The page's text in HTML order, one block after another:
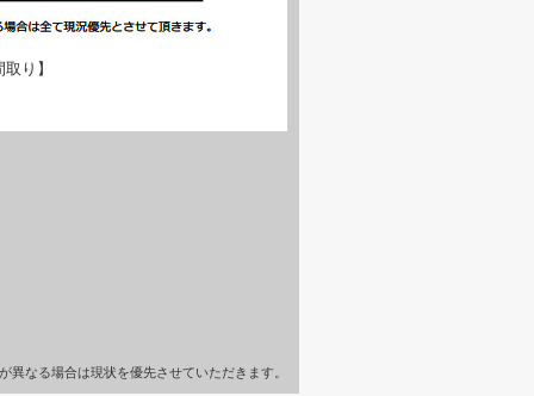
り】
なる場合は現状を優先させていただきます。